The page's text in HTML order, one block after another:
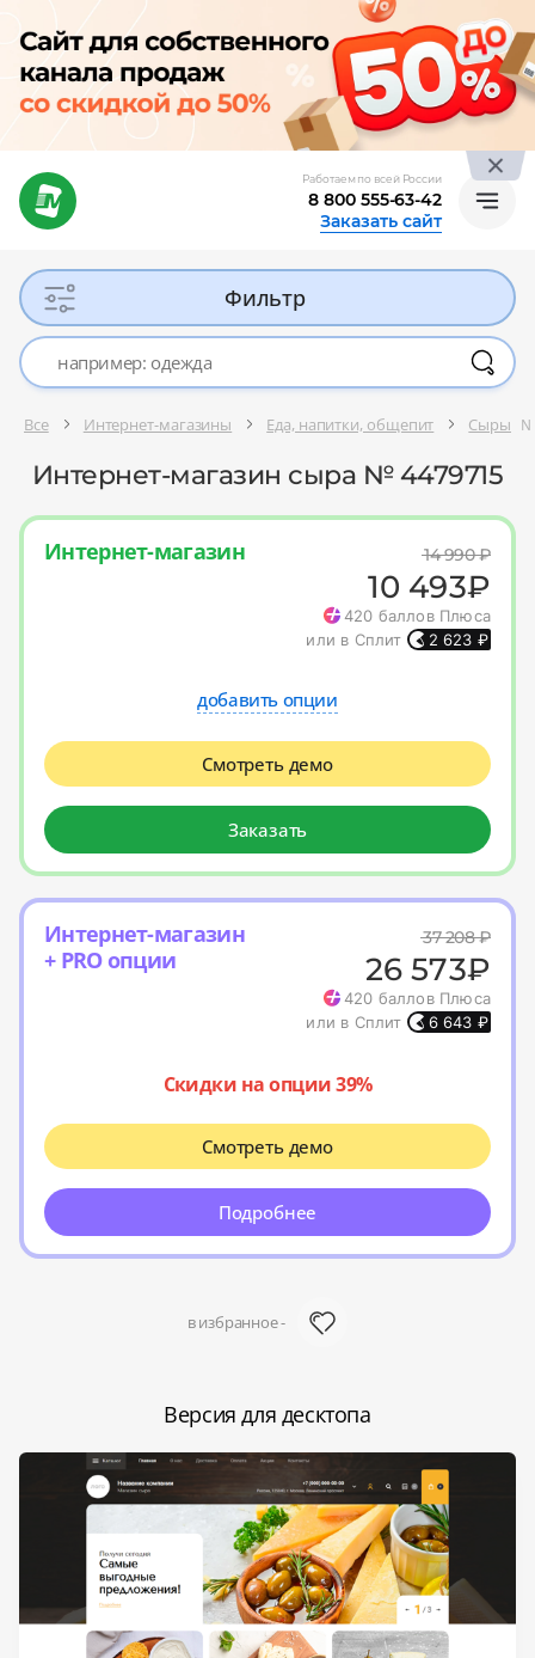
Работаем по всей России
8 800 555-63-42
Заказать сайт
Фильтр
Все Интернет-магазины Еда, напитки, общепит Сыры №
Интернет-магазин сыра № 4479715
в избранное -
Интернет-магазин 14 990₽
10 493₽
420 баллов Плюса
или в Сплит
2 623 ₽
добавить опции
Смотреть демо
Заказать
Интернет-магазин
+ PRO опции
37 208₽
26 573₽
420 баллов Плюса
или в Сплит
6 643 ₽
Скидки на опции 39%
Смотреть демо
Подробнее
Версия для десктопа